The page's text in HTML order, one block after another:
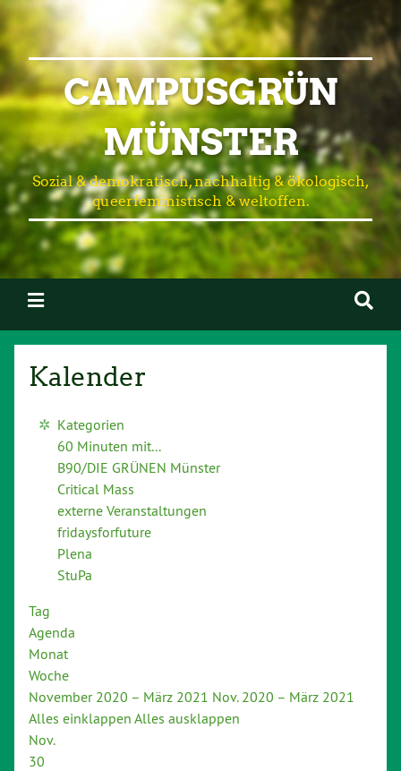
CAMPUSGRÜN
MÜNSTER
Sozial & demokratisch, nachhaltig & ökologisch,
queerfeministisch & weltoffen.
Kalender
Kategorien
60 Minuten mit...
B90/DIE GRÜNEN Münster
Critical Mass
externe Veranstaltungen
fridaysforfuture
Plena
StuPa
Tag
Agenda
Monat
Woche
November 2020 – März 2021 Nov. 2020 – März 2021
Alles einklappen Alles ausklappen
Nov.
30